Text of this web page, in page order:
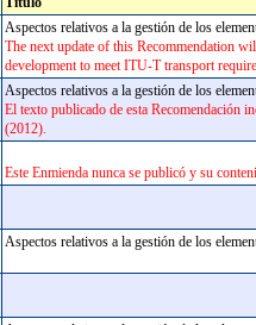
Aspectos relativos a la gestión de los
The next update of this Recommendation
development to meet ITU-T transport
Aspectos relativos a la gestión de los
El texto publicado de esta Recomendación
(2012).
Este Enmienda nunca se publicó y su
Aspectos relativos a la gestión de los